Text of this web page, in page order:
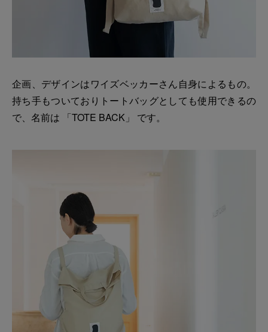
企画、デザインはワイズベッカーさん自身によるもの。
持ち手もついておりトートバッグとしても使用できるの
で、名前は 「TOTE BACK」 です。